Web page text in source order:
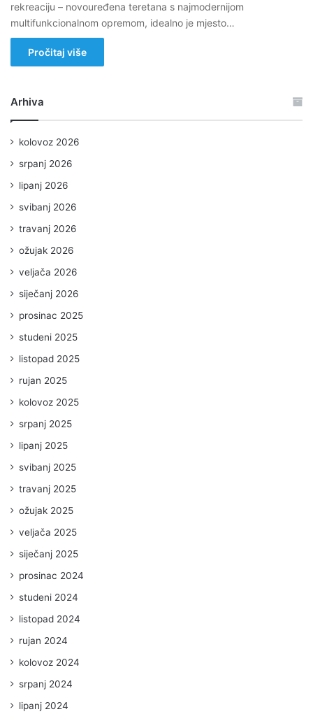
rekreaciju – novouređena teretana s najmodernijom
multifunkcionalnom opremom, idealno je mjesto…
Pročitaj više
Arhiva
kolovoz 2026
srpanj 2026
lipanj 2026
svibanj 2026
travanj 2026
ožujak 2026
veljača 2026
siječanj 2026
prosinac 2025
studeni 2025
listopad 2025
rujan 2025
kolovoz 2025
srpanj 2025
lipanj 2025
svibanj 2025
travanj 2025
ožujak 2025
veljača 2025
siječanj 2025
prosinac 2024
studeni 2024
listopad 2024
rujan 2024
kolovoz 2024
srpanj 2024
lipanj 2024